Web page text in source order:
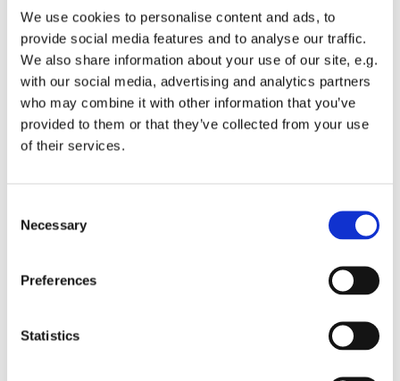
We use cookies to personalise content and ads, to
provide social media features and to analyse our traffic.
We also share information about your use of our site, e.g.
with our social media, advertising and analytics partners
who may combine it with other information that you’ve
provided to them or that they’ve collected from your use
of their services.
Selection
Necessary
Preferences
Statistics